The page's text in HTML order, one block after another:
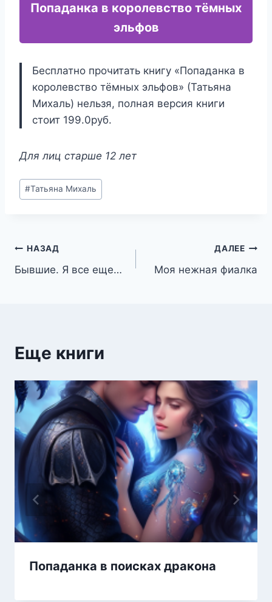
Попаданка в королевство тёмных
эльфов
Бесплатно прочитать книгу «Попаданка в
королевство тёмных эльфов» (Татьяна
Михаль) нельзя, полная версия книги
стоит 199.0руб.
Для лиц старше 12 лет
Метки
записи:
#Татьяна Михаль
Навигация
по
НАЗАД
Бывшие. Я все еще…
ДАЛЕЕ
Моя нежная фиалка
Еще книги
Попаданка в поисках дракона